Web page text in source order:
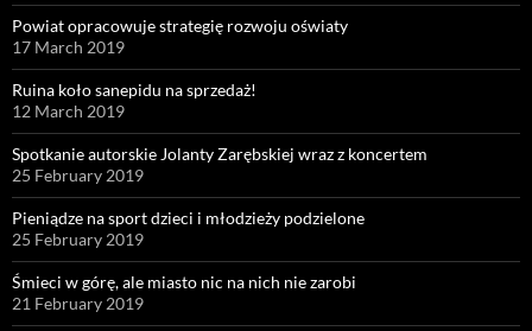
Powiat opracowuje strategię rozwoju oświaty
17 March 2019
Ruina koło sanepidu na sprzedaż!
12 March 2019
Spotkanie autorskie Jolanty Zarębskiej wraz z koncertem
25 February 2019
Pieniądze na sport dzieci i młodzieży podzielone
25 February 2019
Śmieci w górę, ale miasto nic na nich nie zarobi
21 February 2019